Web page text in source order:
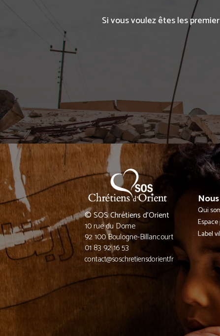
Si vous voulez êtes les
© SOS Chrétiens d’Orient
10 rue du Dome
92 100 Boulogne-Billancourt
01 83 92 16 53
contact@soschretiensdorient.fr
Qui
Label